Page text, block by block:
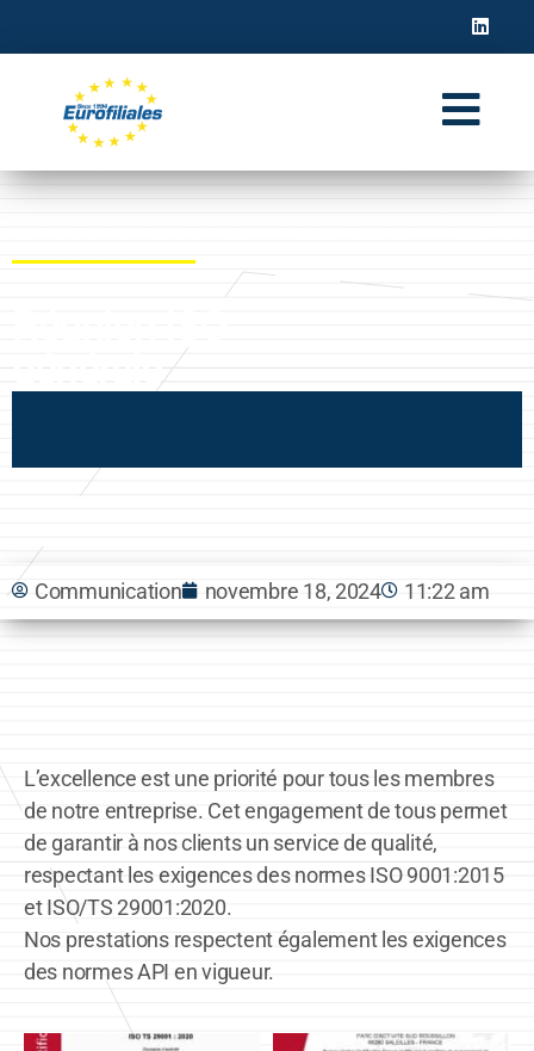
générale
Communication novembre 18, 2024 11:22 am
L’excellence est une priorité pour tous les membres
de notre entreprise. Cet engagement de tous permet
de garantir à nos clients un service de qualité,
respectant les exigences des normes ISO 9001:2015
et ISO/TS 29001:2020.
Nos prestations respectent également les exigences
des normes API en vigueur.